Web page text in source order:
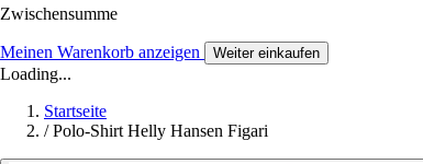
Zwischensumme
Meinen Warenkorb anzeigen Weiter einkaufen
Loading...
Startseite
/ Polo-Shirt Helly Hansen Figari